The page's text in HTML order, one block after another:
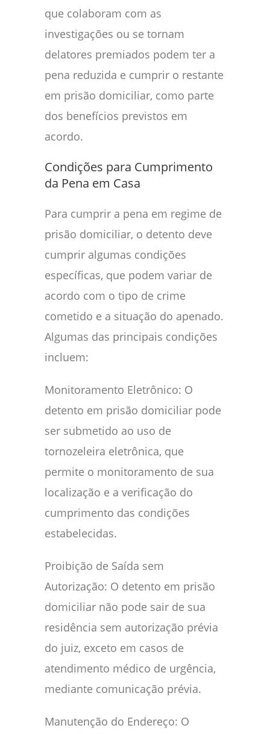
que colaboram com as
investigações ou se tornam
delatores premiados podem ter a
pena reduzida e cumprir o restante
em prisão domiciliar, como parte
dos benefícios previstos em
acordo.
Condições para Cumprimento
da Pena em Casa
Para cumprir a pena em regime de
prisão domiciliar, o detento deve
cumprir algumas condições
específicas, que podem variar de
acordo com o tipo de crime
cometido e a situação do apenado.
Algumas das principais condições
incluem:
Monitoramento Eletrônico: O
detento em prisão domiciliar pode
ser submetido ao uso de
tornozeleira eletrônica, que
permite o monitoramento de sua
localização e a verificação do
cumprimento das condições
estabelecidas.
Proibição de Saída sem
Autorização: O detento em prisão
domiciliar não pode sair de sua
residência sem autorização prévia
do juiz, exceto em casos de
atendimento médico de urgência,
mediante comunicação prévia.
Manutenção do Endereço: O